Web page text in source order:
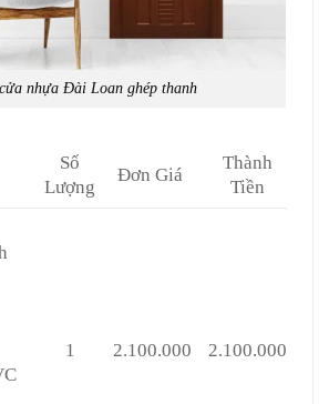
nhựa Đài Loan ghép thanh
Số
Lượng
Đơn Giá
Thành
Tiền
1 2.100.000 2.100.000